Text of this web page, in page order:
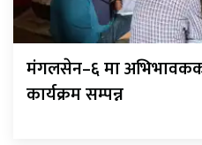
मंगलसेन–६ मा
कार्यक्रम सम्पन्न